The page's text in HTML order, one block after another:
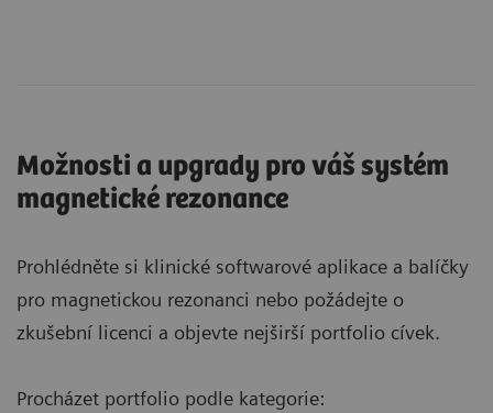
Možnosti a upgrady pro váš systém
magnetické rezonance
Prohlédněte si klinické softwarové aplikace a balíčky
pro magnetickou rezonanci nebo požádejte o
zkušební licenci a objevte nejširší portfolio cívek.
Procházet portfolio podle kategorie: